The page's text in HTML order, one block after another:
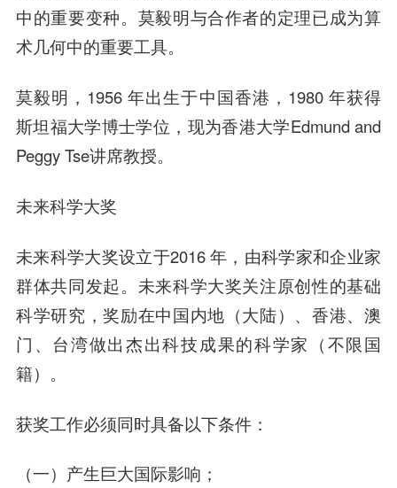
中的重要变种。莫毅明与合作者的定理已成为算
术几何中的重要工具。
莫毅明，1956 年出生于中国香港，1980 年获得
斯坦福大学博士学位，现为香港大学Edmund and
Peggy Tse讲席教授。
未来科学大奖
未来科学大奖设立于2016 年，由科学家和企业家
群体共同发起。未来科学大奖关注原创性的基础
科学研究，奖励在中国内地（大陆）、香港、澳
门、台湾做出杰出科技成果的科学家（不限国
籍）。
获奖工作必须同时具备以下条件：
（一）产生巨大国际影响；